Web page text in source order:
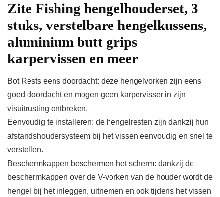
Zite Fishing hengelhouderset, 3
stuks, verstelbare hengelkussens,
aluminium butt grips
karpervissen en meer
Bot Rests eens doordacht: deze hengelvorken zijn eens
goed doordacht en mogen geen karpervisser in zijn
visuitrusting ontbreken.
Eenvoudig te installeren: de hengelresten zijn dankzij hun
afstandshoudersysteem bij het vissen eenvoudig en snel te
verstellen.
Beschermkappen beschermen het scherm: dankzij de
beschermkappen over de V-vorken van de houder wordt de
hengel bij het inleggen, uitnemen en ook tijdens het vissen